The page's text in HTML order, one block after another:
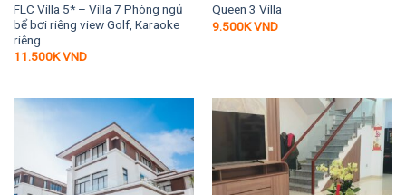
FLC Villa 5* – Villa 7 Phòng ngủ
bể bơi riêng view Golf, Karaoke
riêng
11.500KVND
Queen 3 Villa
9.500KVND